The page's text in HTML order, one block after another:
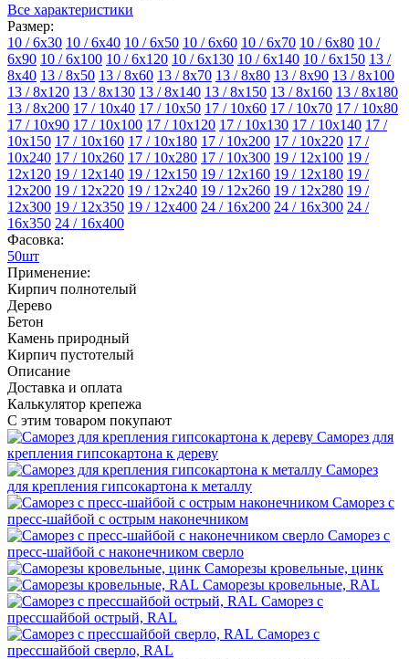
Все характеристики
Размер:
10 / 6х30 10 / 6х40 10 / 6х50 10 / 6х60 10 / 6х70 10 / 6х80 10 /
6х90 10 / 6х100 10 / 6х120 10 / 6х130 10 / 6х140 10 / 6х150 13 /
8х40 13 / 8х50 13 / 8х60 13 / 8х70 13 / 8х80 13 / 8х90 13 / 8х100
13 / 8х120 13 / 8х130 13 / 8х140 13 / 8х150 13 / 8х160 13 / 8х180
13 / 8х200 17 / 10х40 17 / 10х50 17 / 10х60 17 / 10х70 17 / 10х80
17 / 10х90 17 / 10х100 17 / 10х120 17 / 10х130 17 / 10х140 17 /
10х150 17 / 10х160 17 / 10х180 17 / 10х200 17 / 10х220 17 /
10х240 17 / 10х260 17 / 10х280 17 / 10х300 19 / 12х100 19 /
12х120 19 / 12х140 19 / 12х150 19 / 12х160 19 / 12х180 19 /
12х200 19 / 12х220 19 / 12х240 19 / 12х260 19 / 12х280 19 /
12х300 19 / 12х350 19 / 12х400 24 / 16х200 24 / 16х300 24 /
16х350 24 / 16х400
Фасовка:
50шт
Применение:
Кирпич полнотелый
Дерево
Бетон
Камень природный
Кирпич пустотелый
Описание
Доставка и оплата
Калькулятор крепежа
С этим товаром покупают
Саморез для
крепления гипсокартона к дереву
Саморез
для крепления гипсокартона к металлу
Саморез с
пресс‑шайбой с острым наконечником
Саморез с
пресс‑шайбой с наконечником сверло
Саморезы кровельные, цинк
Саморезы кровельные, RAL
Саморез с
прессшайбой острый, RAL
Саморез с
прессшайбой сверло, RAL